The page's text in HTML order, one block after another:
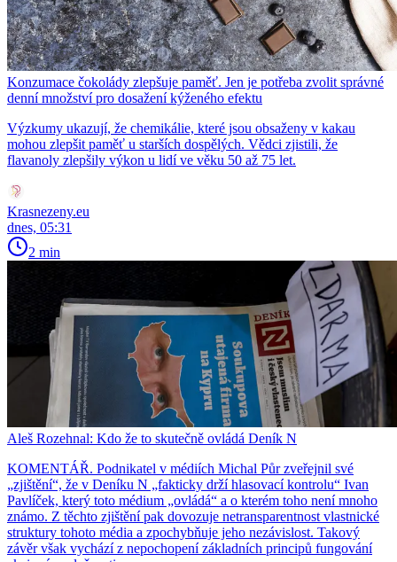
Konzumace čokolády zlepšuje paměť. Jen je potřeba zvolit správné
denní množství pro dosažení kýženého efektu
Výzkumy ukazují, že chemikálie, které jsou obsaženy v kakau
mohou zlepšit paměť u starších dospělých. Vědci zjistili, že
flavanoly zlepšily výkon u lidí ve věku 50 až 75 let.
Krasnezeny.eu
dnes, 05:31
2 min
Aleš Rozehnal: Kdo že to skutečně ovládá Deník N
KOMENTÁŘ. Podnikatel v médiích Michal Půr zveřejnil své
„zjištění“, že v Deníku N „fakticky drží hlasovací kontrolu“ Ivan
Pavlíček, který toto médium „ovládá“ a o kterém toho není mnoho
známo. Z těchto zjištění pak dovozuje netransparentnost vlastnické
struktury tohoto média a zpochybňuje jeho nezávislost. Takový
závěr však vychází z nepochopení základních principů fungování